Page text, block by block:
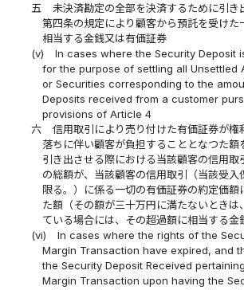
五
未決済勘定の全部を決済するために引き
第四条の規定により顧客から預託を受けた
相当する金銭又は有価証券
(v)
In cases where the Security Deposit
for the purpose of settling all Unsettled
or Securities corresponding to the
Deposits received from a customer
provisions of Article 4
六
信用取引により売り付けた有価証券が権
落ちに伴い顧客が負担することとなつた額
引き出させる際における当該顧客の信用取
の総額が、当該顧客の信用取引（当該受入
限る。）に係る一切の有価証券の約定価額
た額（その額が三十万円に満たないときは
ている場合には、その超過額に相当する金
(vi)
In cases where the rights of the
Margin Transaction have expired, and
the Security Deposit Received
Margin Transaction upon having the